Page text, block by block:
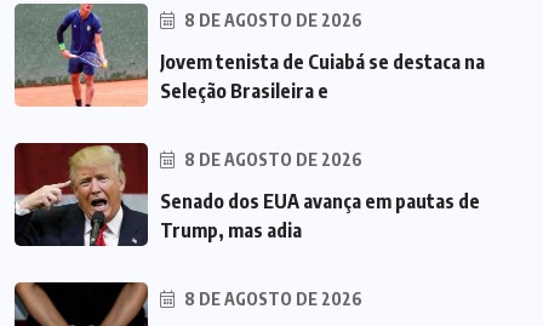
8 DE AGOSTO DE 2026
Jovem tenista de Cuiabá se destaca na
Seleção Brasileira e
8 DE AGOSTO DE 2026
Senado dos EUA avança em pautas de
Trump, mas adia
8 DE AGOSTO DE 2026